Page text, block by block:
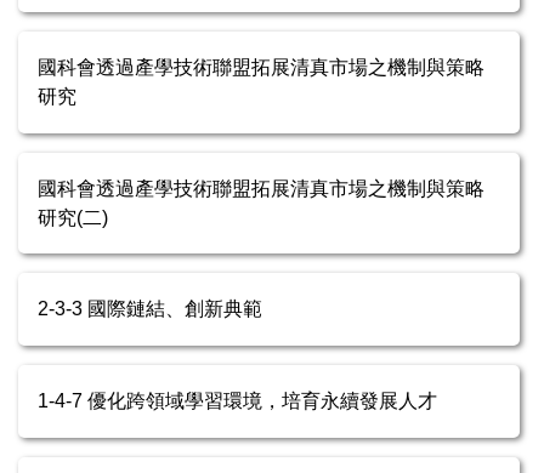
國科會透過產學技術聯盟拓展清真市場之機制與策略
研究
國科會透過產學技術聯盟拓展清真市場之機制與策略
研究(二)
2-3-3 國際鏈結、創新典範
1-4-7 優化跨領域學習環境，培育永續發展人才